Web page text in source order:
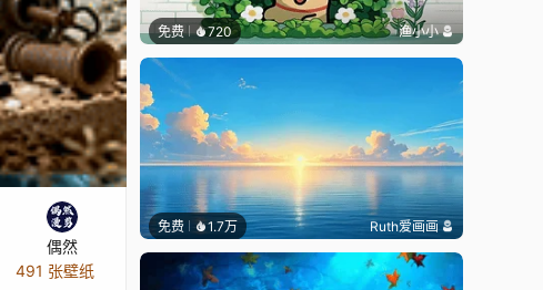
偶然
491 张壁纸
免费 720 渔小小
免费 1.7万 Ruth爱画画